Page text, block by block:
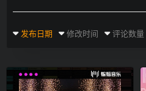
发布日期 修改时间 评论数量